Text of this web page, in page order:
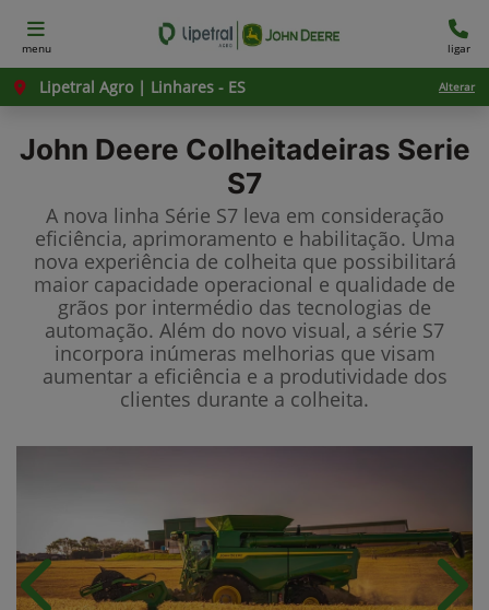
menu ligar
Lipetral Agro | Linhares - ES Alterar
John Deere Colheitadeiras Serie
S7
A nova linha Série S7 leva em consideração
eficiência, aprimoramento e habilitação. Uma
nova experiência de colheita que possibilitará
maior capacidade operacional e qualidade de
grãos por intermédio das tecnologias de
automação. Além do novo visual, a série S7
incorpora inúmeras melhorias que visam
aumentar a eficiência e a produtividade dos
clientes durante a colheita.
Anterior